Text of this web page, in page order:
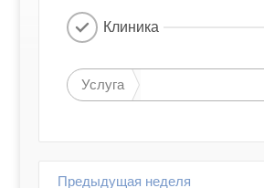
Клиника
Услуга
Предыдущая неделя